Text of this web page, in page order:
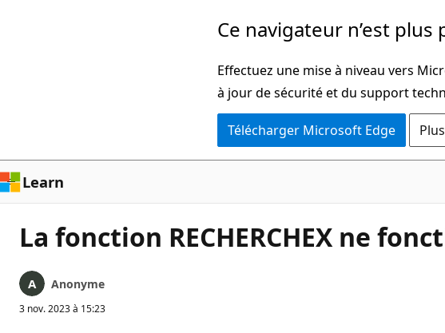
Ce navigateur n’est plus
Effectuez une mise à niveau vers
à jour de sécurité et du support
Télécharger Microsoft Edge
Learn
La fonction RECHERCHEX ne
Anonyme
3 nov. 2023 à 15:23